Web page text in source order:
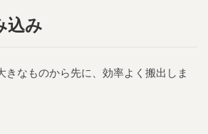
込み
きなものから先に、効率よく搬出しま